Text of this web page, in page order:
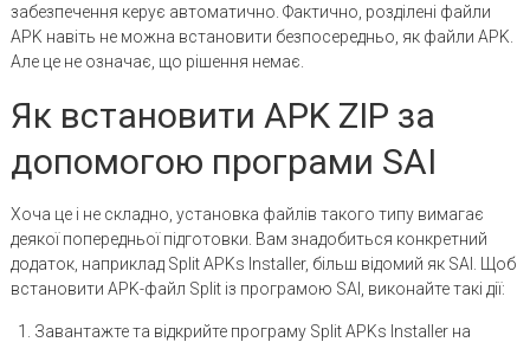
забезпечення керує автоматично. Фактично, розділені файли
APK навіть не можна встановити безпосередньо, як файли APK.
Але це не означає, що рішення немає.
Як встановити APK ZIP за
допомогою програми SAI
Хоча це і не складно, установка файлів такого типу вимагає
деякої попередньої підготовки. Вам знадобиться конкретний
додаток, наприклад Split APKs Installer, більш відомий як SAI. Щоб
встановити APK-файл Split із програмою SAI, виконайте такі дії:
Завантажте та відкрийте програму Split APKs Installer на